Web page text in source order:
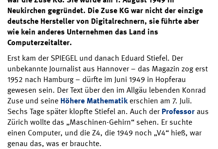
Neukirchen gegründet. Die Zuse KG war nicht der einzige
deutsche Hersteller von Digitalrechnern, sie führte aber
wie kein anderes Unternehmen das Land ins
Computerzeitalter.
Erst kam der SPIEGEL und danach Eduard Stiefel. Der
unbekannte Journalist aus Hannover – das Magazin zog erst
1952 nach Hamburg – dürfte im Juni 1949 in Hopferau
gewesen sein. Der Text über den im Allgäu lebenden Konrad
Zuse und seine Höhere Mathematikerschien am 7. Juli.
Sechs Tage später klopfte Stiefel an. Auch derProfessor aus
Zürich wollte das „Maschinen-Gehirn“ sehen. Er suchte
einen Computer, und die Z4, die 1949 noch „V4“ hieß, war
genau das, was er brauchte.